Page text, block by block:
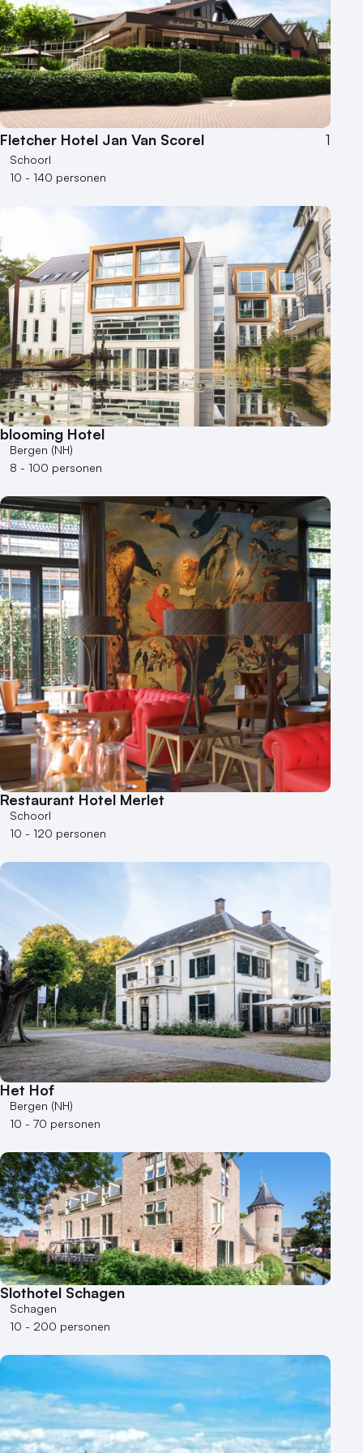
250 - 500 personen
500+ personen
Bijzondere locaties
Buitenlocatie
Duurzame locatie
Groene locatie
Heisessie
Hotel
Hybride events
Kasteel en landgoed
Kleine / intieme locatie
Locaties aan zee
Museum
Theater
Varende locatie
Fletcher Hotel Jan Van Scorel 1
Schoorl
10 - 140 personen
blooming Hotel
Bergen (NH)
8 - 100 personen
Restaurant Hotel Merlet
Schoorl
10 - 120 personen
Het Hof
Bergen (NH)
10 - 70 personen
Slothotel Schagen
Schagen
10 - 200 personen